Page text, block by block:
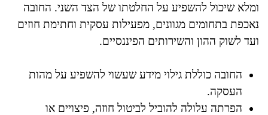
ומלא שיכול להשפיע על החלטתו של הצד השני. החובה
נאכפת בתחומים מגוונים, מפעילות עסקית וחתימת חוזים
ועד לשוק ההון והשירותים הפיננסיים.
החובה כוללת גילוי מידע שעשוי להשפיע על מהות
העסקה.
הפרתה עלולה להוביל לביטול חוזה, פיצויים או